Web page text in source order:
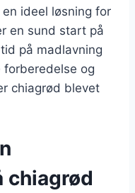
ideel løsning for
en sund start på
på madlavning
forberedelse og
chiagrød blevet
chiagrød